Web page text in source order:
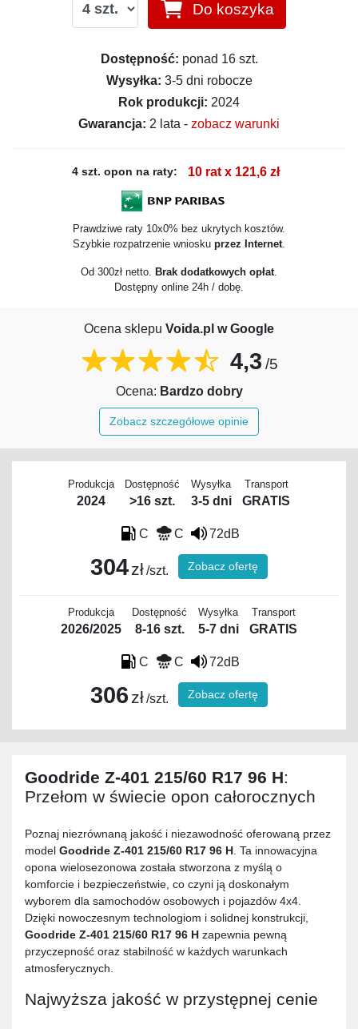
Do koszyka
Dostępność: ponad 16 szt.
Wysyłka: 3-5 dni robocze
Rok produkcji: 2024
Gwarancja: 2 lata - zobacz warunki
4 szt. opon na raty: 10 rat x 121,6 zł
Prawdziwe raty 10x0% bez ukrytych kosztów.
Szybkie rozpatrzenie wniosku przez Internet
Od 300zł netto. Brak dodatkowych opłat
Dostępny online 24h / dobę.
Ocena sklepu Voida.pl w Google
4,3 /5
Ocena: Bardzo dobry
Zobacz szczegółowe opinie
Produkcja
2024
Dostępność
>16 szt.
Wysyłka
3-5 dni
Transport
GRATIS
C C 72dB
304zł/szt. Zobacz ofertę
Produkcja
2026/2025
Dostępność
8-16 szt.
Wysyłka
5-7 dni
Transport
GRATIS
C C 72dB
306 zł/szt. Zobacz ofertę
Goodride Z-401 215/60 R17 96 H:
Przełom w świecie opon całorocznych
Poznaj niezrównaną jakość i niezawodność oferowaną przez
model Goodride Z-401 215/60 R17 96 H . Ta innowacyjna
opona wielosezonowa została stworzona z myślą o
komforcie i bezpieczeństwie, co czyni ją doskonałym
wyborem dla samochodów osobowych i pojazdów 4x4.
Dzięki nowoczesnym technologiom i solidnej konstrukcji,
Goodride Z-401 215/60 R17 96 H zapewnia pewną
przyczepność oraz stabilność w każdych warunkach
atmosferycznych.
Najwyższa jakość w przystępnej cenie